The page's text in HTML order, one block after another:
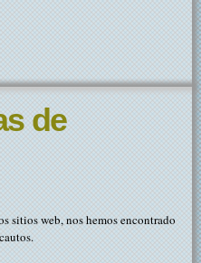
de
sitios web, nos hemos encontrado